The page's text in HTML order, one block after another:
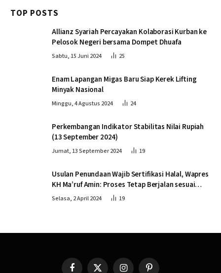
TOP POSTS
Allianz Syariah Percayakan Kolaborasi Kurban ke
Pelosok Negeri bersama Dompet Dhuafa
Sabtu, 15 Juni 2024 25
Enam Lapangan Migas Baru Siap Kerek Lifting
Minyak Nasional
Minggu, 4 Agustus 2024 24
Perkembangan Indikator Stabilitas Nilai Rupiah
(13 September 2024)
Jumat, 13 September 2024 19
Usulan Penundaan Wajib Sertifikasi Halal, Wapres
KH Ma’ruf Amin: Proses Tetap Berjalan sesuai
Penahapan
Selasa, 2 April 2024 19